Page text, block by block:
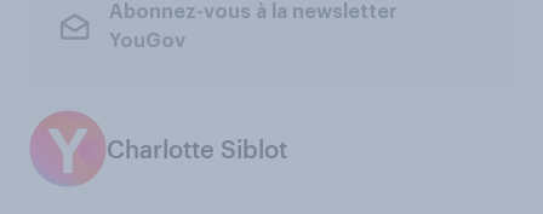
Abonnez-vous à la newsletter
YouGov
Charlotte Siblot